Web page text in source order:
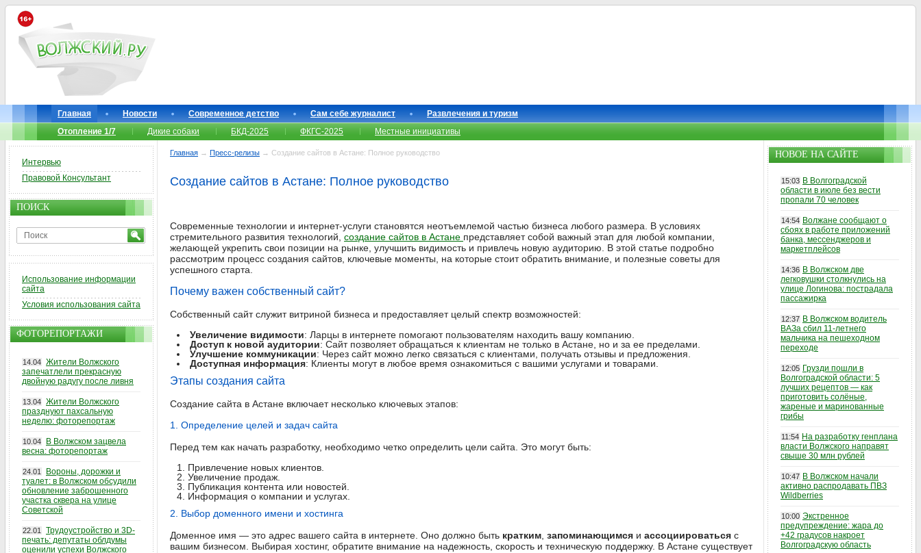
Главная Новости Современное детство Сам себе журналист
Развлечения и туризм
Отопление 1/7
Дикие собаки БКД-2025 ФКГС-2025 Местные инициативы
Главная → Пресс-релизы → Создание сайтов в Астане: Полное руководство
Создание сайтов в Астане: Полное руководство
Современные технологии и интернет-услуги становятся неотъемлемой частью бизнеса любого размера. В условиях
стремительного развития технологий, создание сайтов в Астане представляет собой важный этап для любой компании,
желающей укрепить свои позиции на рынке, улучшить видимость и привлечь новую аудиторию. В этой статье подробно
рассмотрим процесс создания сайтов, ключевые моменты, на которые стоит обратить внимание, и полезные советы для
успешного старта.
Почему важен собственный сайт?
Собственный сайт служит витриной бизнеса и предоставляет целый спектр возможностей:
Увеличение видимости: Ларцы в интернете помогают пользователям находить вашу компанию.
Доступ к новой аудитории: Сайт позволяет обращаться к клиентам не только в Астане, но и за ее пределами.
Улучшение коммуникации: Через сайт можно легко связаться с клиентами, получать отзывы и предложения.
Доступная информация: Клиенты могут в любое время ознакомиться с вашими услугами и товарами.
Этапы создания сайта
Создание сайта в Астане включает несколько ключевых этапов:
1. Определение целей и задач сайта
Перед тем как начать разработку, необходимо четко определить цели сайта. Это могут быть:
Привлечение новых клиентов.
Увеличение продаж.
Публикация контента или новостей.
Информация о компании и услугах.
2. Выбор доменного имени и хостинга
Доменное имя — это адрес вашего сайта в интернете. Оно должно быть кратким запоминающимся и ассоциироваться с
вашим бизнесом. Выбирая хостинг, обратите внимание на надежность, скорость и техническую поддержку. В Астане существует
Интервью
Правовой Консультант
ПОИСК
Использование информации
сайта
Условия использования сайта
ФОТОРЕПОРТАЖИ
14.04 Жители Волжского
запечатлели прекрасную
двойную радугу после ливня
13.04 Жители Волжского
празднуют пахсальную
неделю: фоторепортаж
10.04
В Волжском зацвела
весна: фоторепортаж
24.01
Вороны, дорожки и
туалет: в Волжском обсудили
обновление заброшенного
участка сквера на улице
Советской
22.01
Трудоустройство и 3D-
печать: депутаты облдумы
оценили успехи Волжского
НОВОЕ НА САЙТЕ
15:03 В Волгоградской
области в июле без вести
пропали 70 человек
14:54 Волжане сообщают о
сбоях в работе приложений
банка, мессенджеров и
маркетплейсов
14:36 В Волжском две
легковушки столкнулись на
улице Логинова: пострадала
пассажирка
12:37 В Волжском водитель
ВАЗа сбил 11-летнего
мальчика на пешеходном
переходе
12:05 Грузди пошли в
Волгоградской области: 5
лучших рецептов — как
приготовить солёные,
жареные и маринованные
грибы
11:54 На разработку генплана
власти Волжского направят
свыше 30 млн рублей
10:47 В Волжском начали
активно распродавать ПВЗ
Wildberries
10:00 Экстренное
предупреждение: жара до
+42 градусов накроет
Волгоградскую область